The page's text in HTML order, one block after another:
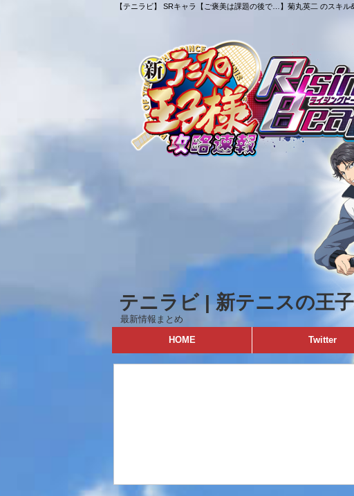
【テニラビ】 SRキャラ【ご褒美は課題の後で…】菊丸英二 のスキ
テニラビ | 新テニスの王
最新情報まとめ
HOME
Twitter